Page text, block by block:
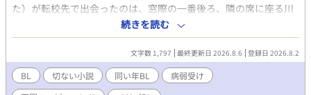
しながらも相手を絶対に逃がす気のない男、等 新たな属性のCP達
もお楽しみいただけます。 ◆◆◆ 作品傾向としては、じれじれと
もだもだと切なさ満載でコメディ色強めです。 笑いあり涙ありバ
トルありエロありでラブラブハッピーエンドな盛り沢山エンタメ
作品ですので、 どうぞお気軽に楽しんでいただけると嬉しいです
♪♪ 年齢制限要素としては、監禁、拘束、陵辱、媚薬、リバ、TS
が含まれます。 年齢制限シーンにはタイトルに*が、未満だけどそ
た）が転校先で出会ったのは、窓際の一番後ろ、隣の席に座る川
畑拓斗（かわばた たくと）。ぶっきらぼうだけど優しい拓斗と、
なぜか「清（きよ）」と呼ばれるようになった星汰。家も隣同士
だった二人は、並んで走り、並んで帰り、当たり前のように同じ
未来を選んでいく。日常の他愛もない掛け合いの中で、少しず
つ、けれど確実に近づいていく二人の距離。しかし、運命はあま
りにも静かに、二人の日常を侵食していく。街を騒がせる物騒な
続きを読む
文字数 1,797 最終更新日 2026.8.6 登録日 2026.8.2
BL 切ない小説 同い年BL
病弱受け